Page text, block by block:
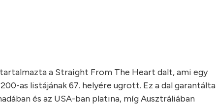
a Straight From The Heart dalt, ami egy
as listájának 67. helyére ugrott. Ez a dal garantálta
és az USA-ban platina, míg Ausztráliában